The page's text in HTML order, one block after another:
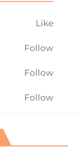
Like
Follow
Follow
Follow